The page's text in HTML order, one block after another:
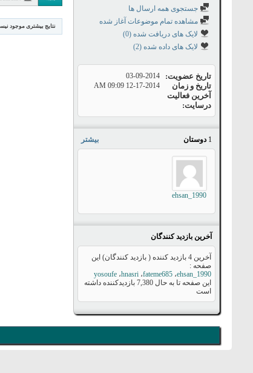
جستجوی همه ارسال ها
مشاهده تمام موضوعات آغاز شده
لایک های دریافت شده (0)
لایک های داده شده (2)
تاریخ عضویت 03-09-2014
تاریخ و زمان
آخرین فعالیت
درسایت
12-17-2014
09:09 AM
بیشتر 1 دوستان
ehsan_1990
آخرین بازدید کنندگان
آخرین 4 بازدید کننده ( بازدید کنندگان) این
صفحه :
ehsan_1990، fateme685، hnasri، yosoufe
این صفحه تا به حال 7,380 بازدیدکننده داشته
است
نتایج بیشتری موجود